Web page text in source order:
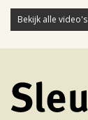
Bekijk alle video's